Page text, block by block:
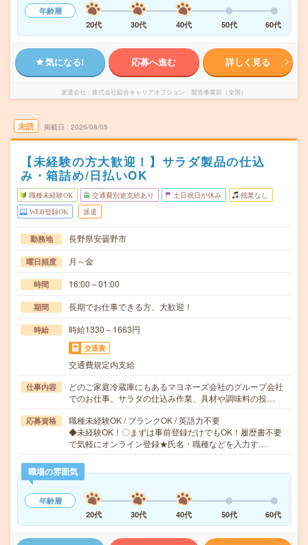
年齢層
20代
30代 40代 50代 60代
気になる! 応募へ進む 詳しく見る
派遣会社 株式会社綜合キャリアオプション 製造事業部（全国）
未読 掲載日 2026/08/05
【未経験の方大歓迎！】サラダ製品の仕込
み・箱詰め/日払いOK
職種未経験OK 交通費別途支給あり 土日祝日が休み 残業なし
WEB登録OK 派遣
勤務地 長野県安曇野市
曜日頻度 月～金
時間 16:00～01:00
期間 長期でお仕事できる方、大歓迎！
時給 時給1330～1663円
交通費
交通費規定内支給
仕事内容
どのご家庭冷蔵庫にもあるマヨネーズ会社のグループ会社
でのお仕事。サラダの仕込み作業、具材や調味料の投…
応募資格
職種未経験OK / ブランクOK / 英語力不要
◆未経験OK！〇まずは事前登録だけでもOK！履歴書不要
で気軽にオンライン登録★氏名・職種などを入力す…
職場の雰囲気
年齢層
20代
30代 40代 50代 60代